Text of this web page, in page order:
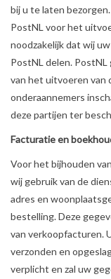
bij u te laten
PostNL voor het
noodzakelijk dat wij
PostNL delen.
van het uitvoeren van
onderaannemers
deze partijen ter
Facturatie en
Voor het bijhouden
wij gebruik van de
adres en
bestelling. Deze
van verkoopfacturen.
verzonden en
verplicht en zal uw